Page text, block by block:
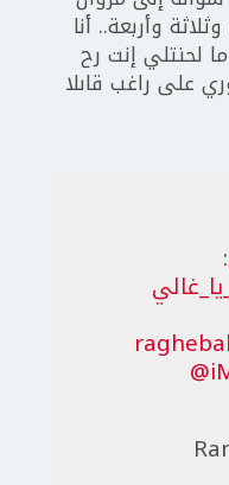
وأربعة.. أنا
لحنتلي إنت رح
على راغب قاىلا
: